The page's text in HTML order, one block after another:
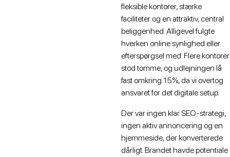
fleksible kontorer, stærke
faciliteter og en attraktiv, central
beliggenhed. Alligevel fulgte
hverken online synlighed eller
efterspørgsel med. Flere kontorer
stod tomme, og udlejningen lå
fast omkring 15%, da vi overtog
ansvaret for det digitale setup.
Der var ingen klar SEO-strategi,
ingen aktiv annoncering og en
hjemmeside, der konverterede
dårligt. Brandet havde potentiale